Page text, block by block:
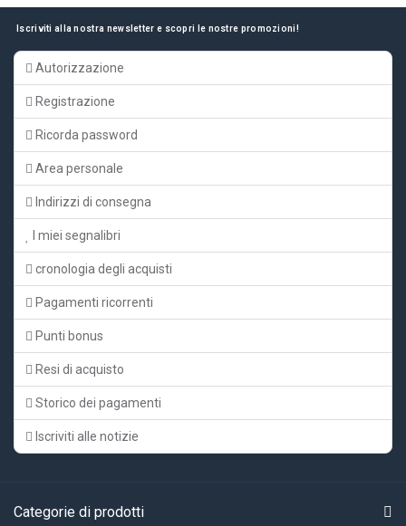
Iscriviti alla nostra newsletter e scopri le nostre promozioni!
Autorizzazione
Registrazione
Ricorda password
Area personale
Indirizzi di consegna
I miei segnalibri
cronologia degli acquisti
Pagamenti ricorrenti
Punti bonus
Resi di acquisto
Storico dei pagamenti
Iscriviti alle notizie
Categorie di prodotti